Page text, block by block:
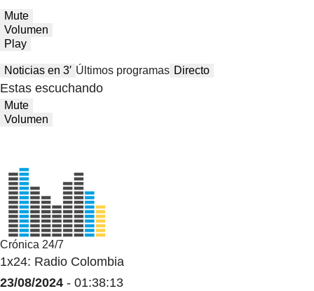
Mute
Volumen
Play
Noticias en 3′ Últimos programas Directo
Estas escuchando
Mute
Volumen
Crónica 24/7
1x24: Radio Colombia
23/08/2024 - 01:38:13